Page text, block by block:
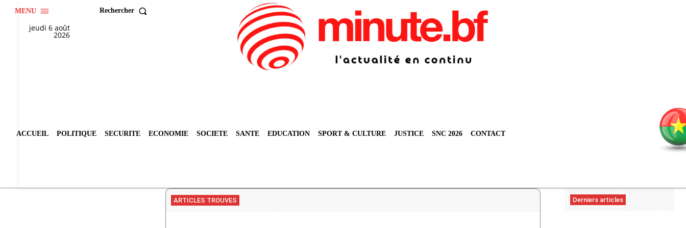
MENU Rechercher
jeudi 6 août
2026
ACCUEIL POLITIQUE SECURITE ECONOMIE SOCIETE SANTE EDUCATION SPORT & CULTURE JUSTICE SNC 2026 CONTACT
ARTICLES TROUVES Derniers articles